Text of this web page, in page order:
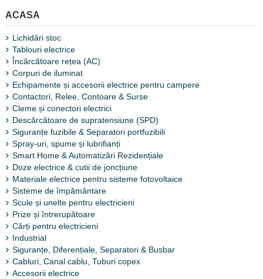
ACASA
Lichidări stoc
Tablouri electrice
Încărcătoare rețea (AC)
Corpuri de iluminat
Echipamente și accesorii electrice pentru campere
Contactori, Relee, Contoare & Surse
Cleme și conectori electrici
Descărcătoare de supratensiune (SPD)
Siguranțe fuzibile & Separatori portfuzibili
Spray-uri, spume și lubrifianți
Smart Home & Automatizări Rezidențiale
Doze electrice & cutii de joncțiune
Materiale electrice pentru sisteme fotovoltaice
Sisteme de împământare
Scule și unelte pentru electricieni
Prize și întrerupătoare
Cărți pentru electricieni
Industrial
Siguranțe, Diferențiale, Separatori & Busbar
Cabluri, Canal cablu, Tuburi copex
Accesorii electrice